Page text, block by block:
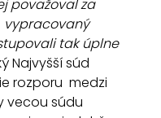
považoval za
vypracovaný
tak úplne
Najvyšší súd
rozporu  medzi
vecou súdu